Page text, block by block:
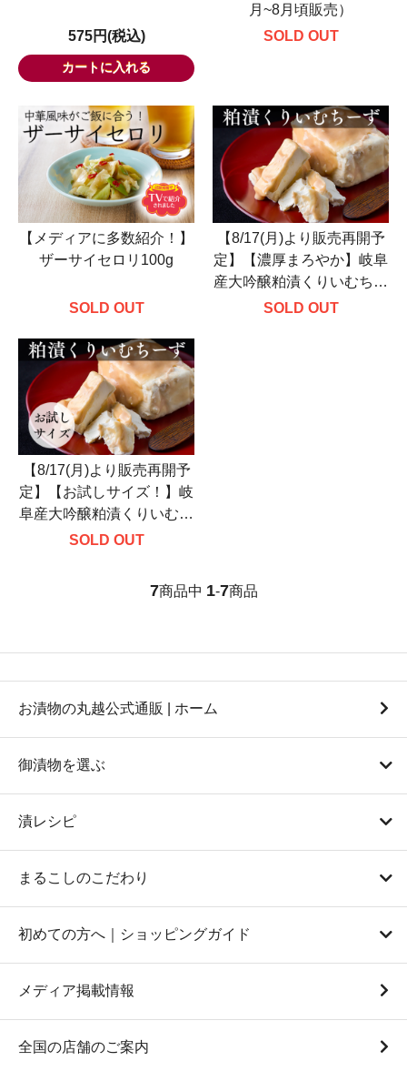
575円(税込)
月~8月頃販売）
SOLD OUT
【メディアに多数紹介！】
ザーサイセロリ100g
SOLD OUT
【8/17(月)より販売再開予
定】【濃厚まろやか】岐阜
産大吟醸粕漬くりいむちー
ず/フラウ １ブロック入
SOLD OUT
【8/17(月)より販売再開予
定】【お試しサイズ！】岐
阜産大吟醸粕漬くりいむち
ーず/フラウ（ハーフサイ
SOLD OUT
7商品中 1-7商品
お漬物の丸越公式通販 | ホーム
御漬物を選ぶ
漬レシピ
まるこしのこだわり
初めての方へ｜ショッピングガイド
メディア掲載情報
全国の店舗のご案内